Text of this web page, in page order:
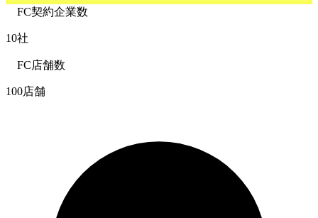
FC契約企業数
10社
FC店舗数
100店舗